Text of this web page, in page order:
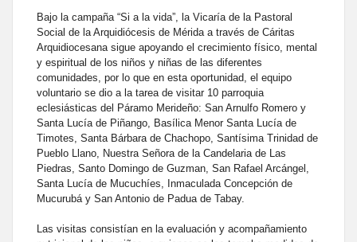
Bajo la campaña “Si a la vida”, la Vicaría de la Pastoral
Social de la Arquidiócesis de Mérida a través de Cáritas
Arquidiocesana sigue apoyando el crecimiento físico, mental
y espiritual de los niños y niñas de las diferentes
comunidades, por lo que en esta oportunidad, el equipo
voluntario se dio a la tarea de visitar 10 parroquia
eclesiásticas del Páramo Merideño: San Arnulfo Romero y
Santa Lucía de Piñango, Basílica Menor Santa Lucía de
Timotes, Santa Bárbara de Chachopo, Santísima Trinidad de
Pueblo Llano, Nuestra Señora de la Candelaria de Las
Piedras, Santo Domingo de Guzman, San Rafael Arcángel,
Santa Lucía de Mucuchíes, Inmaculada Concepción de
Mucurubá y San Antonio de Padua de Tabay.
Las visitas consistían en la evaluación y acompañamiento